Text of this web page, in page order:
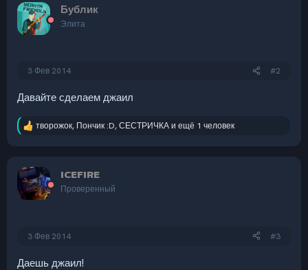
ц
и
и
Бублик
Элита
3 Фев 2014 #2
Давайте сделаем джаил
Р
ц
и
и
творожок, Пончик :D,СЕСТРИЧКАи ещё 1 человек
ICEFIRE
Проверенный
3 Фев 2014 #3
Даешь джаил!